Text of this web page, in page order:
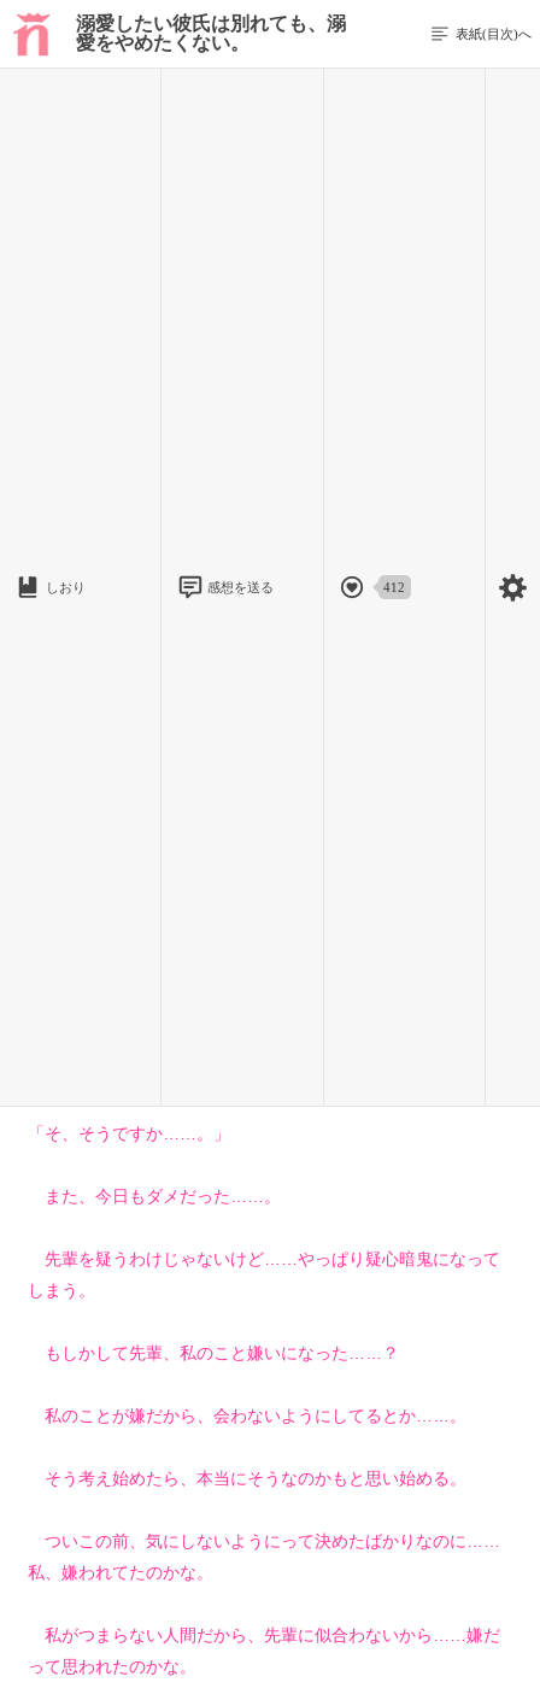
溺愛したい彼氏は別れても、溺
愛をやめたくない。
表紙(目次)へ
しおり 感想を送る 412
前のページを表示する
考えすぎて思わず、ため息を吐いた。
「そ、そうですか……。」
また、今日もダメだった……。
先輩を疑うわけじゃないけど……やっぱり疑心暗鬼になって
しまう。
もしかして先輩、私のこと嫌いになった……？
私のことが嫌だから、会わないようにしてるとか……。
そう考え始めたら、本当にそうなのかもと思い始める。
ついこの前、気にしないようにって決めたばかりなのに……
私、嫌われてたのかな。
私がつまらない人間だから、先輩に似合わないから……嫌だ
って思われたのかな。